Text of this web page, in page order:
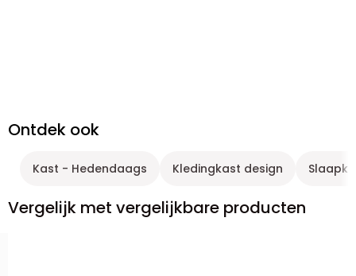
Ontdek ook
Kast - Hedendaags Kledingkast design
Vergelijk met vergelijkbare producten